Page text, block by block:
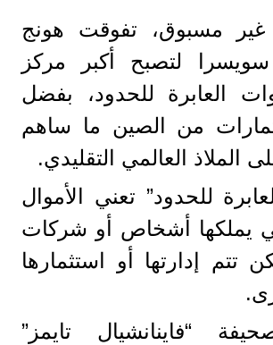
مسبوق، تفوقت هونج
لتصبح أكبر مركز
العابرة للحدود، بفضل
من الصين ما ساهم
الملاذ العالمي التقليدي.
للحدود” تعني الأموال
يملكها أشخاص أو شركات
تتم إدارتها أو استثمارها
“فاينانشيال تايمز”